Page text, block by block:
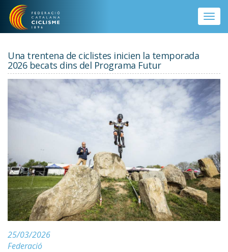
Vés al contingut
Toggle
Una trentena de ciclistes inicien la temporada
2026 becats dins del Programa Futur
25/03/2026
Federació